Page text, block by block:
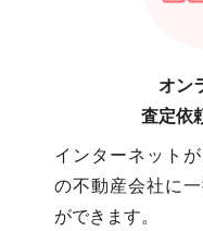
オン
査定依
インターネット
の不動産会社に
ができます。